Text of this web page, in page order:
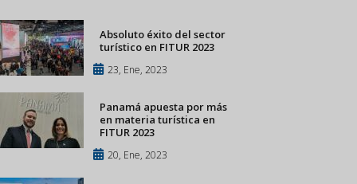
Absoluto éxito del sector
turístico en FITUR 2023
23, Ene, 2023
Panamá apuesta por más
en materia turística en
FITUR 2023
20, Ene, 2023